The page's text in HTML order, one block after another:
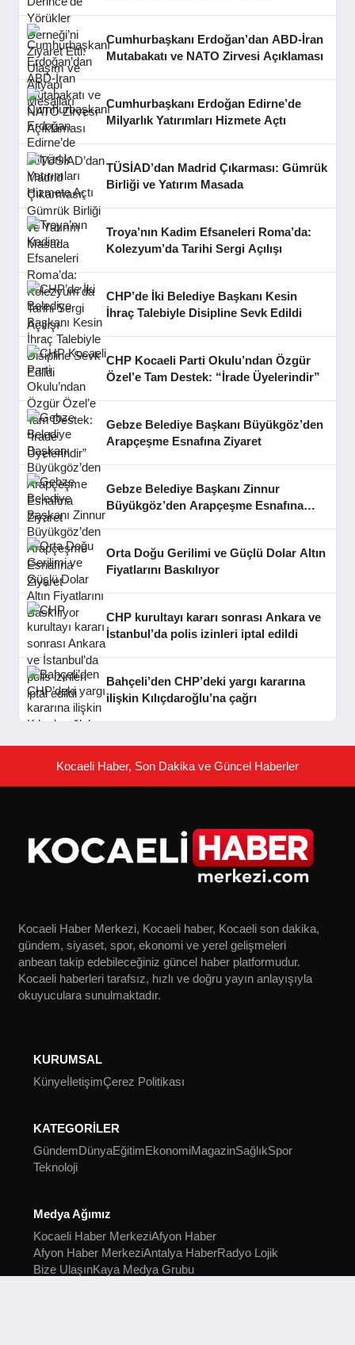
Cumhurbaşkanı Erdoğan’dan ABD-İran
Mutabakatı ve NATO Zirvesi Açıklaması
Cumhurbaşkanı Erdoğan Edirne’de
Milyarlık Yatırımları Hizmete Açtı
TÜSİAD’dan Madrid Çıkarması: Gümrük
Birliği ve Yatırım Masada
Troya’nın Kadim Efsaneleri Roma’da:
Kolezyum’da Tarihi Sergi Açılışı
CHP’de İki Belediye Başkanı Kesin
İhraç Talebiyle Disipline Sevk Edildi
CHP Kocaeli Parti Okulu’ndan Özgür
Özel’e Tam Destek: “İrade Üyelerindir”
Gebze Belediye Başkanı Büyükgöz’den
Arapçeşme Esnafına Ziyaret
Gebze Belediye Başkanı Zinnur
Büyükgöz’den Arapçeşme Esnafına
Orta Doğu Gerilimi ve Güçlü Dolar Altın
Fiyatlarını Baskılıyor
CHP kurultayı kararı sonrası Ankara ve
İstanbul’da polis izinleri iptal edildi
Bahçeli’den CHP’deki yargı kararına
ilişkin Kılıçdaroğlu’na çağrı
Kocaeli Haber, Son Dakika ve Güncel Haberler
Kocaeli Haber Merkezi, Kocaeli haber, Kocaeli son dakika,
gündem, siyaset, spor, ekonomi ve yerel gelişmeleri
anbean takip edebileceğiniz güncel haber platformudur.
Kocaeli haberleri tarafsız, hızlı ve doğru yayın anlayışıyla
okuyuculara sunulmaktadır.
KURUMSAL
KünyeİletişimÇerez Politikası
KATEGORİLER
GündemDünyaEğitimEkonomiMagazinSağlıkSpor
Teknoloji
Medya Ağımız
Kocaeli Haber MerkeziAfyon Haber
Afyon Haber MerkeziAntalya HaberRadyo Lojik
Bize UlaşınKaya Medya Grubu